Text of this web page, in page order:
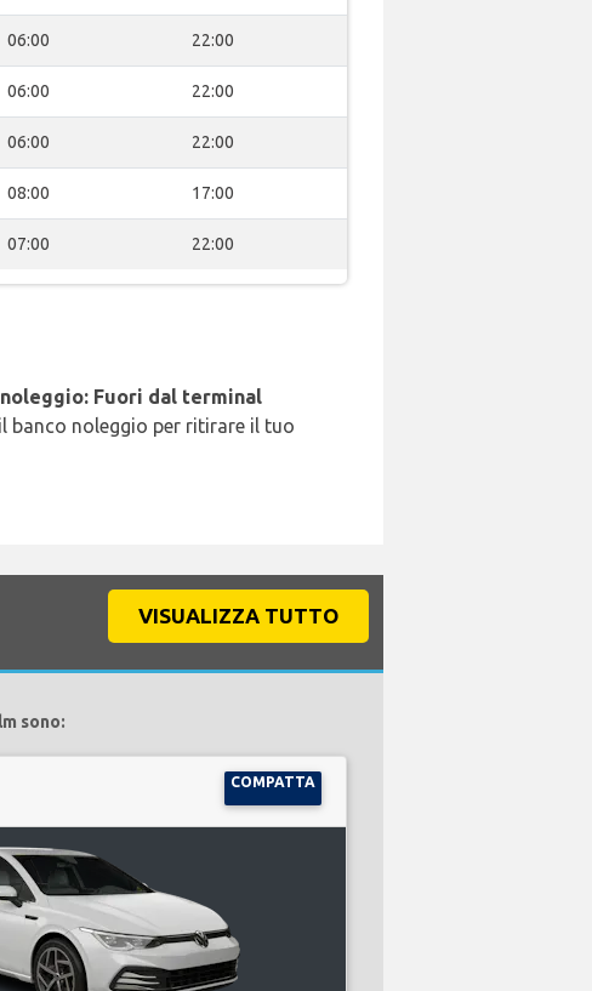
06:00 22:00
06:00 22:00
06:00 22:00
08:00 17:00
07:00 22:00
Fuori dal terminal
banco noleggio per ritirare il tuo
VISUALIZZA TUTTO
sono:
COMPATTA